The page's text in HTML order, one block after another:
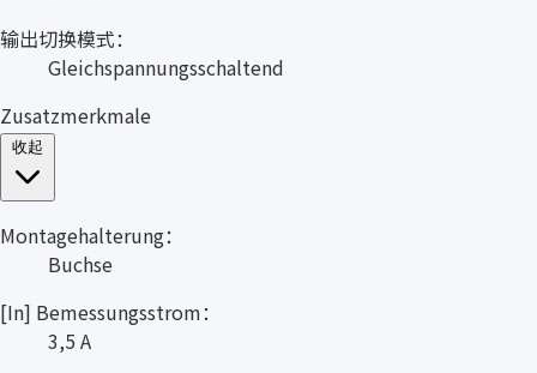
输出切换模式：
Gleichspannungsschaltend
Zusatzmerkmale
Montagehalterung：
Buchse
[In] Bemessungsstrom：
3,5 A